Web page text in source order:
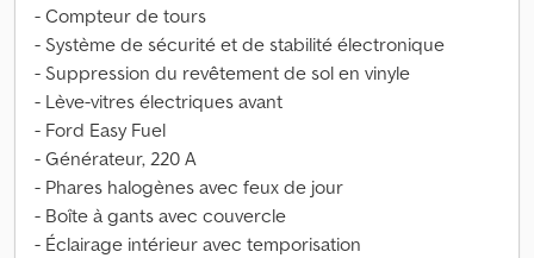
- Compteur de tours
- Système de sécurité et de stabilité électronique
- Suppression du revêtement de sol en vinyle
- Lève-vitres électriques avant
- Ford Easy Fuel
- Générateur, 220 A
- Phares halogènes avec feux de jour
- Boîte à gants avec couvercle
- Éclairage intérieur avec temporisation